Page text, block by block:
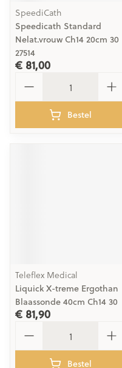
SpeediCath
Speedicath Standard
Nelat.vrouw Ch14 20cm 30
27514
€ 81,00
Bestel
Teleflex Medical
Liquick X-treme Ergothan
Blaassonde 40cm Ch14 30
€ 81,90
Bestel